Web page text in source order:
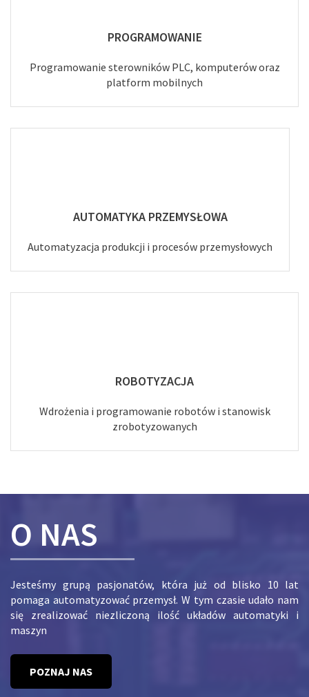
PROGRAMOWANIE
Programowanie sterowników PLC, komputerów oraz
platform mobilnych
AUTOMATYKA PRZEMYSŁOWA
Automatyzacja produkcji i procesów przemysłowych
ROBOTYZACJA
Wdrożenia i programowanie robotów i stanowisk
zrobotyzowanych
O NAS
Jesteśmy grupą pasjonatów, która już od blisko 10 lat
pomaga automatyzować przemysł. W tym czasie udało nam
się zrealizować niezliczoną ilość układów automatyki i
maszyn
POZNAJ NAS